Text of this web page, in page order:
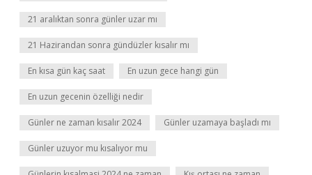
21 aralıktan sonra günler uzar mı
21 Hazirandan sonra gündüzler kısalır mı
En kısa gün kaç saat En uzun gece hangi gün
En uzun gecenin özelliği nedir
Günler ne zaman kısalır 2024 Günler uzamaya başladı mı
Günler uzuyor mu kısalıyor mu